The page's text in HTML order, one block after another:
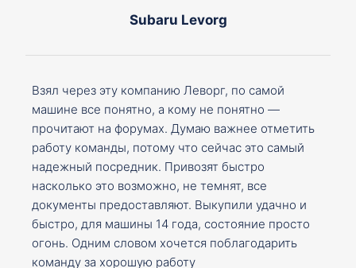
Subaru Levorg
Взял через эту компанию Леворг, по самой
машине все понятно, а кому не понятно —
прочитают на форумах. Думаю важнее отметить
работу команды, потому что сейчас это самый
надежный посредник. Привозят быстро
насколько это возможно, не темнят, все
документы предоставляют. Выкупили удачно и
быстро, для машины 14 года, состояние просто
огонь. Одним словом хочется поблагодарить
команду за хорошую работу